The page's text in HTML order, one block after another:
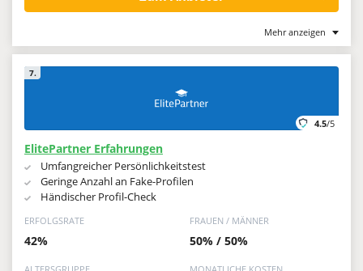
Mehr anzeigen
7.
4.5/5
ElitePartner Erfahrungen
Umfangreicher Persönlichkeitstest
Geringe Anzahl an Fake-Profilen
Händischer Profil-Check
ERFOLGSRATE
42%
FRAUEN / MÄNNER
50% / 50%